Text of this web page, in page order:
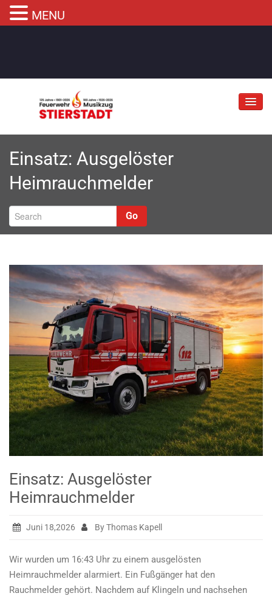
Jubiläum
Abteilungen
Informationen
Fahrzeuge
Musikzug
Einsatz: Ausgelöster
Heimrauchmelder
Go
Einsatz: Ausgelöster
Heimrauchmelder
Juni 18,2026 By Thomas Kapell
Wir wurden um 16:43 Uhr zu einem ausgelösten
Heimrauchmelder alarmiert. Ein Fußgänger hat den
Rauchmelder gehört. Nachdem auf Klingeln und nachsehen
MENU